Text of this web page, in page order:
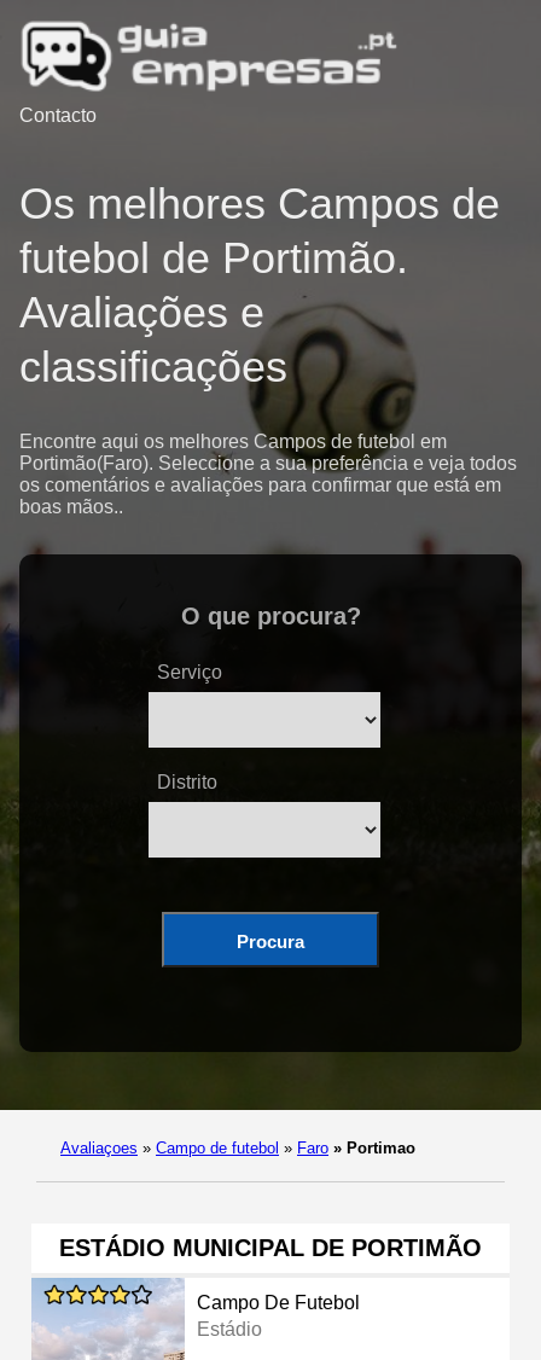
Contacto
Os melhores Campos de
futebol de Portimão.
Avaliações e
classificações
Encontre aqui os melhores Campos de futebol em
Portimão(Faro). Seleccione a sua preferência e veja todos
os comentários e avaliações para confirmar que está em
boas mãos..
O que procura?
Serviço
Distrito
Procura
Avaliaçoes » Campo de futebol » Faro » Portimao
ESTÁDIO MUNICIPAL DE PORTIMÃO
Campo De Futebol
Estádio